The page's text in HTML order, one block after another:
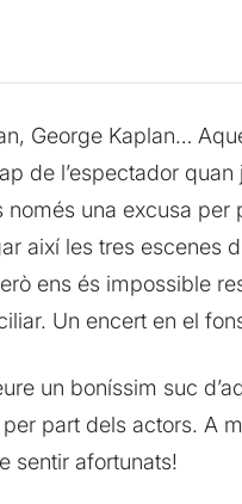
George Kaplan…
de l’espectador
una excusa
així les tres escenes
ens és impossible
Un encert en el
un boníssim suc
part dels actors. A
sentir afortunats!